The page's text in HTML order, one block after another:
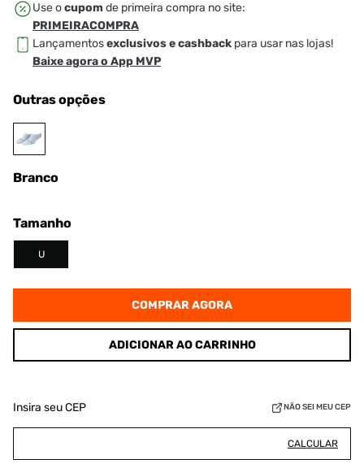
Use ocupom de primeira compra no site:
PRIMEIRACOMPRA
Lançamentosexclusivos e cashback para usar nas lojas!
Baixe agora o App MVP
Outras opções
Branco
Tamanho
U
COMPRAR AGORA
ADICIONAR AO CARRINHO
Insira seu CEP NÃO SEI MEU CEP
CALCULAR